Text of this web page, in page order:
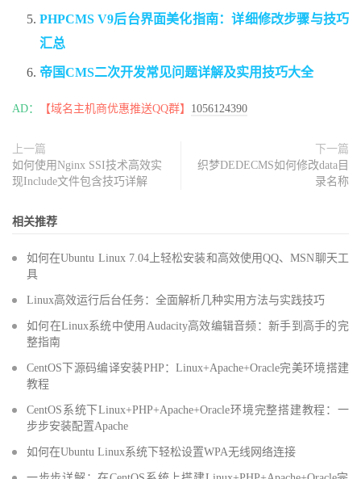
PHPCMS V9后台界面美化指南：详细修改步骤与技巧
汇总
帝国CMS二次开发常见问题详解及实用技巧大全
AD： 【域名主机商优惠推送QQ群】 1056124390
上一篇
如何使用Nginx SSI技术高效实
现Include文件包含技巧详解
下一篇
织梦DEDECMS如何修改data目
录名称
相关推荐
如何在Ubuntu Linux 7.04上轻松安装和高效使用QQ、MSN聊天工
具
Linux高效运行后台任务：全面解析几种实用方法与实践技巧
如何在Linux系统中使用Audacity高效编辑音频：新手到高手的完
整指南
CentOS下源码编译安装PHP：Linux+Apache+Oracle完美环境搭建
教程
CentOS系统下Linux+PHP+Apache+Oracle环境完整搭建教程：一
步步安装配置Apache
如何在Ubuntu Linux系统下轻松设置WPA无线网络连接